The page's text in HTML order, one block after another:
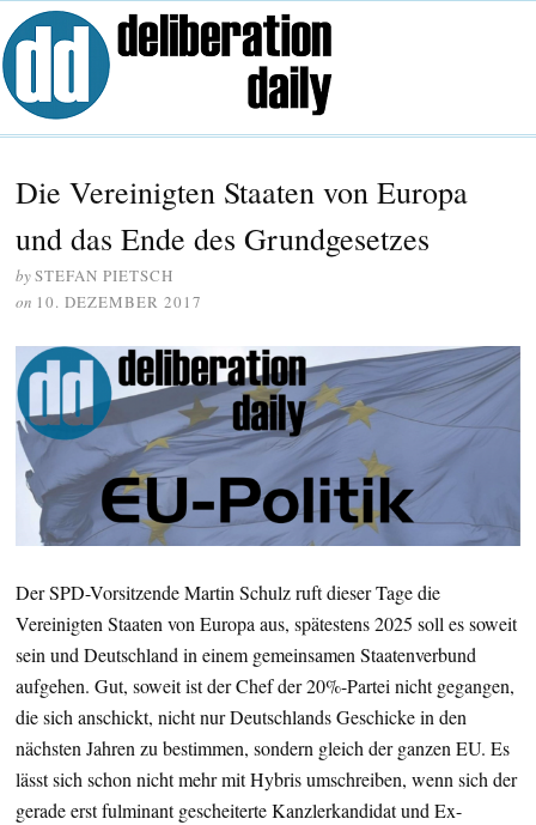
Die Vereinigten Staaten von Europa
und das Ende des Grundgesetzes
bySTEFAN PIETSCH
on 10. DEZEMBER 2017
Der SPD-Vorsitzende Martin Schulz ruft dieser Tage die
Vereinigten Staaten von Europa aus, spätestens 2025 soll es soweit
sein und Deutschland in einem gemeinsamen Staatenverbund
aufgehen. Gut, soweit ist der Chef der 20%-Partei nicht gegangen,
die sich anschickt, nicht nur Deutschlands Geschicke in den
nächsten Jahren zu bestimmen, sondern gleich der ganzen EU. Es
lässt sich schon nicht mehr mit Hybris umschreiben, wenn sich der
gerade erst fulminant gescheiterte Kanzlerkandidat und Ex-